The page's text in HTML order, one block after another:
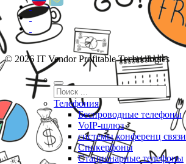
© 2026 IT Vendor Profitable Technologies
Телефония
Беспроводные телефоны
VoIP-шлюз
системы конференц связи
Спикерфоны
Стационарные телефоны